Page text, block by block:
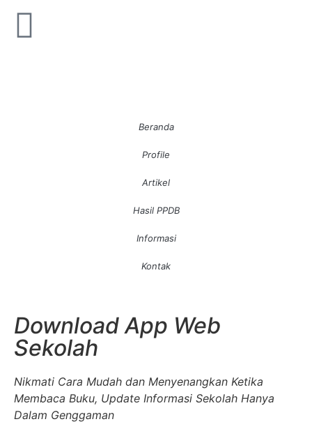
Beranda
Profile
Artikel
Hasil PPDB
Informasi
Kontak
Download App Web
Sekolah
Nikmati Cara Mudah dan Menyenangkan Ketika
Membaca Buku, Update Informasi Sekolah Hanya
Dalam Genggaman